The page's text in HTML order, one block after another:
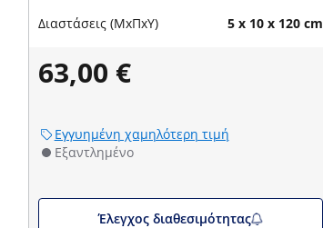
Διαστάσεις (ΜxΠxΥ) 5 x 10 x 120 cm
63,00 €
Εγγυημένη χαμηλότερη τιμή
Εξαντλημένο
Έλεγχος διαθεσιμότητας